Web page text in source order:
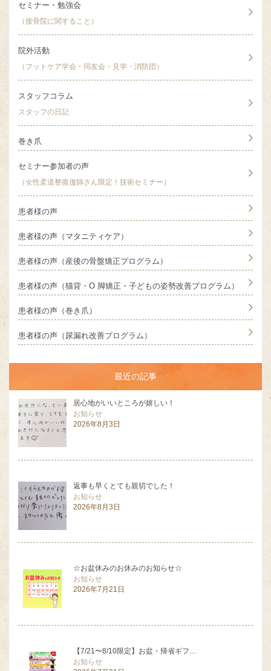
セミナー・勉強会
（接骨院に関すること）
院外活動
（フットケア学会・同友会・見学・消防団）
スタッフコラム
スタッフの日記
巻き爪
セミナー参加者の声
（女性柔道整復復師さん限定！技術セミナー）
患者様の声
患者様の声（マタニティケア）
患者様の声（産後の骨盤矯正プログラム）
患者様の声（猫背・O 脚矯正・子どもの姿勢改善プログラム）
患者様の声（巻き爪）
患者様の声（尿漏れ改善プログラム）
最近の記事
居心地がいいところが嬉しい！
お知らせ
2026年8月3日
返事も早くとても親切でした！
お知らせ
2026年8月3日
☆お盆休みのお休みのお知らせ☆
お知らせ
2026年7月21日
【7/21〜8/10限定】お盆・帰省ギフ…
お知らせ